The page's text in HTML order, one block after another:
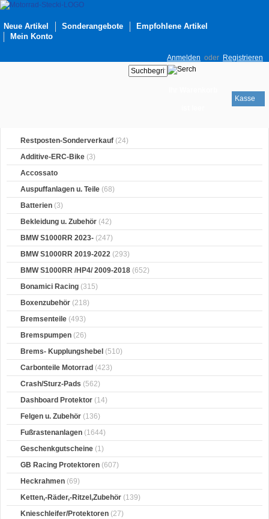
Neue Artikel Sonderangebote
Empfohlene Artikel
Mein Konto
Anmelden oder Registrieren
Kasse
Restposten-Sonderverkauf (24)
Additive-ERC-Bike (3)
Accossato
Auspuffanlagen u. Teile (68)
Batterien (3)
Bekleidung u. Zubehör (42)
BMW S1000RR 2023- (247)
BMW S1000RR 2019-2022 (293)
BMW S1000RR /HP4/ 2009-2018 (652)
Bonamici Racing (315)
Boxenzubehör (218)
Bremsenteile (493)
Bremspumpen (26)
Brems- Kupplungshebel (510)
Carbonteile Motorrad (423)
Crash/Sturz-Pads (562)
Dashboard Protektor (14)
Felgen u. Zubehör (136)
Fußrastenanlagen (1644)
Geschenkgutscheine (1)
GB Racing Protektoren (607)
Heckrahmen (69)
Ketten,-Räder,-Ritzel,Zubehör (139)
Knieschleifer/Protektoren (27)